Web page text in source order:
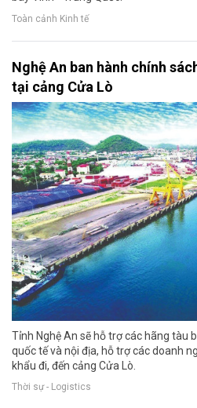
Toàn cảnh Kinh tế
Nghệ An ban hành chính
tại cảng Cửa Lò
Tỉnh Nghệ An sẽ hỗ trợ các hãng tàu
quốc tế và nội địa, hỗ trợ các doanh
khẩu đi, đến cảng Cửa Lò.
Thời sự - Logistics